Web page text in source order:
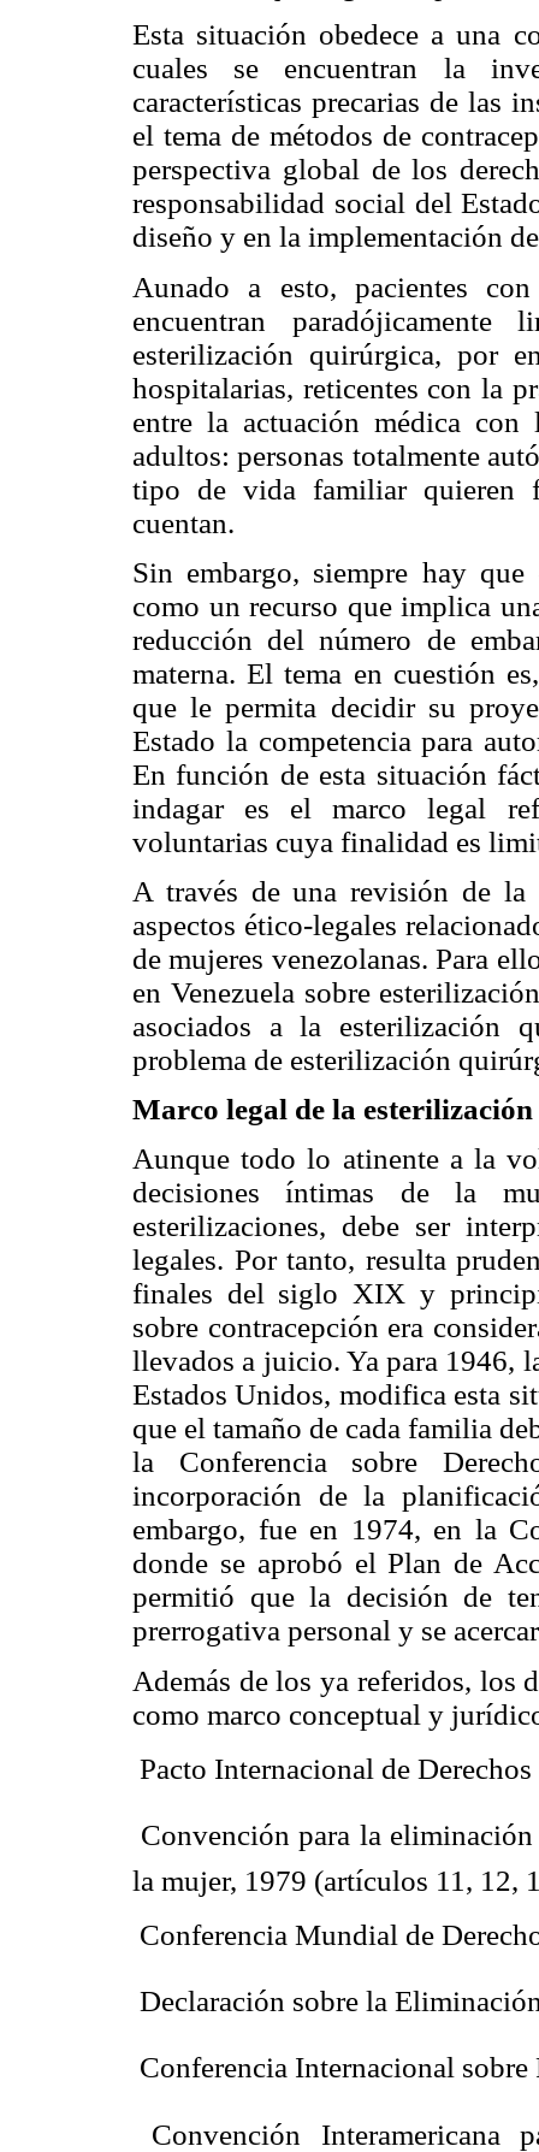
Esta situación obedece a una
cuales se encuentran la
características precarias de las
el tema de métodos de
perspectiva global de los
responsabilidad social del
diseño y en la implementación
Aunado a esto, pacientes
encuentran
esterilización quirúrgica, por
hospitalarias, reticentes con la
entre la actuación médica
adultos: personas totalmente
tipo de vida familiar quieren
cuentan.
Sin embargo, siempre hay
como un recurso que implica
reducción del número de
materna. El tema en cuestión
que le permita decidir su
Estado la competencia para
En función de esta situación
indagar es el marco legal
voluntarias cuya finalidad es
A través de una revisión de la
aspectos ético-legales
de mujeres venezolanas. Para
en Venezuela sobre
asociados a la esterilización
problema de esterilización
Marco legal de la
Aunque todo lo atinente a la
decisiones íntimas de la
esterilizaciones, debe ser
legales. Por tanto, resulta
finales del siglo XIX y
sobre contracepción era
llevados a juicio. Ya para 1946,
Estados Unidos, modifica esta
que el tamaño de cada familia
la Conferencia sobre
incorporación de la
embargo, fue en 1974, en la
donde se aprobó el Plan de
permitió que la decisión de
prerrogativa personal y se
Además de los ya referidos, los
como marco conceptual y
 Pacto Internacional de
 Convención para la
la mujer, 1979 (artículos 11, 12,
 Conferencia Mundial de
 Declaración sobre la
 Conferencia Internacional
 Convención